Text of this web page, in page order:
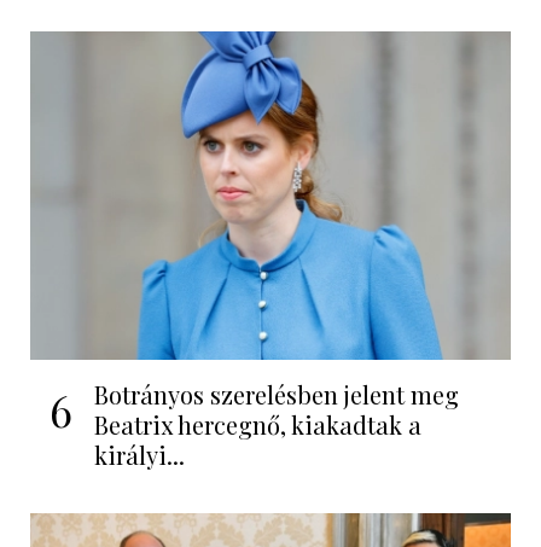
6
Botrányos szerelésben jelent meg
Beatrix hercegnő, kiakadtak a
királyi...